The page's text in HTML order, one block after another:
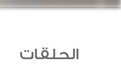
الحلقات